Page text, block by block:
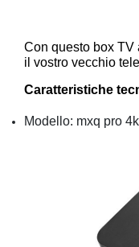
Con questo box TV
il vostro vecchio
Caratteristiche
Modello: mxq pro 4k